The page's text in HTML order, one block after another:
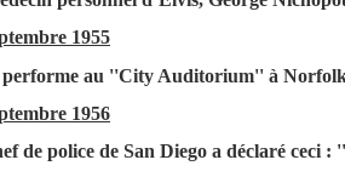
1955
au ''City Auditorium'' à
1956
de police de San Diego a déclaré